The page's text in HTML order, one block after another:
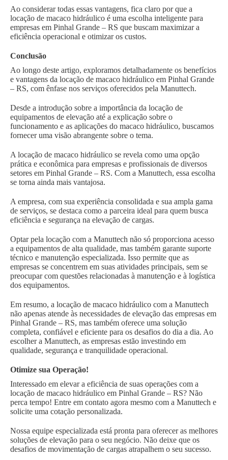
Ao considerar todas essas vantagens, fica claro por que a
locação de macaco hidráulico é uma escolha inteligente para
empresas em Pinhal Grande – RS que buscam maximizar a
eficiência operacional e otimizar os custos.
Conclusão
Ao longo deste artigo, exploramos detalhadamente os benefícios
e vantagens da locação de macaco hidráulico em Pinhal Grande
– RS, com ênfase nos serviços oferecidos pela Manuttech.
Desde a introdução sobre a importância da locação de
equipamentos de elevação até a explicação sobre o
funcionamento e as aplicações do macaco hidráulico, buscamos
fornecer uma visão abrangente sobre o tema.
A locação de macaco hidráulico se revela como uma opção
prática e econômica para empresas e profissionais de diversos
setores em Pinhal Grande – RS. Com a Manuttech, essa escolha
se torna ainda mais vantajosa.
A empresa, com sua experiência consolidada e sua ampla gama
de serviços, se destaca como a parceira ideal para quem busca
eficiência e segurança na elevação de cargas.
Optar pela locação com a Manuttech não só proporciona acesso
a equipamentos de alta qualidade, mas também garante suporte
técnico e manutenção especializada. Isso permite que as
empresas se concentrem em suas atividades principais, sem se
preocupar com questões relacionadas à manutenção e à logística
dos equipamentos.
Em resumo, a locação de macaco hidráulico com a Manuttech
não apenas atende às necessidades de elevação das empresas em
Pinhal Grande – RS, mas também oferece uma solução
completa, confiável e eficiente para os desafios do dia a dia. Ao
escolher a Manuttech, as empresas estão investindo em
qualidade, segurança e tranquilidade operacional.
Otimize sua Operação!
Interessado em elevar a eficiência de suas operações com a
locação de macaco hidráulico em Pinhal Grande – RS? Não
perca tempo! Entre em contato agora mesmo com a Manuttech e
solicite uma cotação personalizada.
Nossa equipe especializada está pronta para oferecer as melhores
soluções de elevação para o seu negócio. Não deixe que os
desafios de movimentação de cargas atrapalhem o seu sucesso.